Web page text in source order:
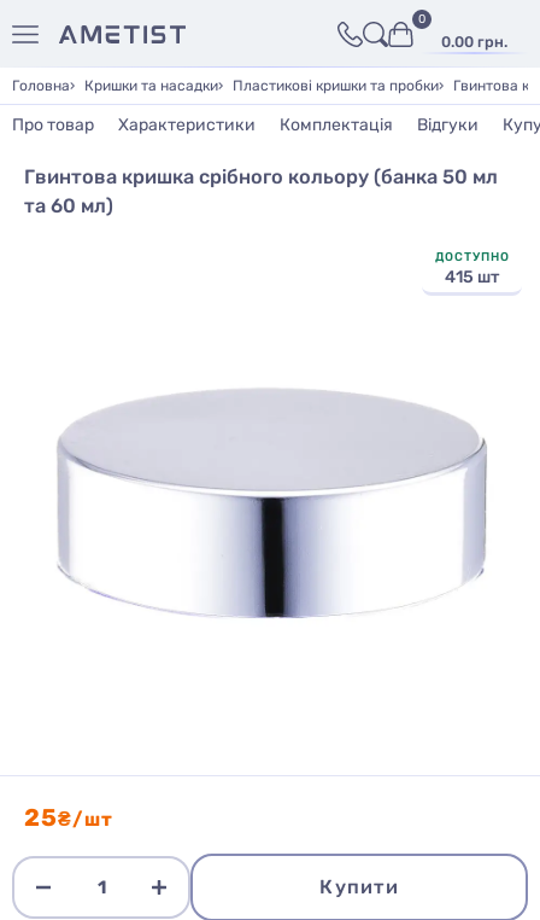
0.00 грн.
0
Головна Кришки та насадки Пластикові кришки та пробки Гвинтова
Про товар Характеристики Комплектація Відгуки
Гвинтова кришка срібного кольору (банка 50 мл
та 60 мл)
ДОСТУПНО
415 шт
25₴/шт
Купити